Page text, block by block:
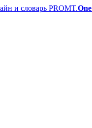
PROMT.One